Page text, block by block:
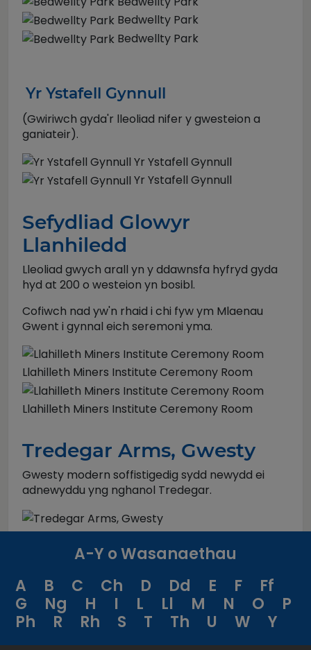
Bedwellty Park
Bedwellty Park
Yr Ystafell Gynnull
(Gwiriwch gyda'r lleoliad nifer y gwesteion a
ganiateir).
Yr Ystafell Gynnull
Yr Ystafell Gynnull
Sefydliad Glowyr
Llanhiledd
Lleoliad gwych arall yn y ddawnsfa hyfryd gyda
hyd at 200 o westeion yn bosibl.
Cofiwch nad yw'n rhaid i chi fyw ym Mlaenau
Gwent i gynnal eich seremoni yma.
Llahilleth Miners Institute Ceremony Room
Llahilleth Miners Institute Ceremony Room
Tredegar Arms, Gwesty
Gwesty modern soffistigedig sydd newydd ei
adnewyddu yng nghanol Tredegar.
A-Y o Wasanaethau
A
B C Ch D Dd E F
Ff
G
Ng H I L Ll M N O
P
Ph
R Rh S T Th U W Y